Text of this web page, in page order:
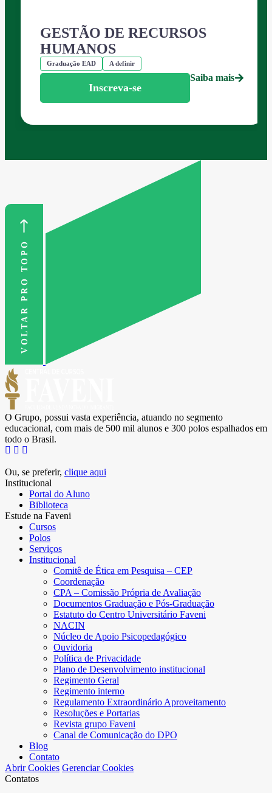
GESTÃO DE RECURSOS
HUMANOS
Graduação EAD A definir
Inscreva-se
Saiba mais
VOLTAR PRO TOPO
O Grupo, possui vasta experiência, atuando no segmento
educacional, com mais de 500 mil alunos e 300 polos espalhados em
todo o Brasil.
Ou, se preferir, clique aqui
Institucional
Portal do Aluno
Biblioteca
Estude na Faveni
Cursos
Polos
Serviços
Institucional
Comitê de Ética em Pesquisa – CEP
Coordenação
CPA – Comissão Própria de Avaliação
Documentos Graduação e Pós-Graduação
Estatuto do Centro Universitário Faveni
NACIN
Núcleo de Apoio Psicopedagógico
Ouvidoria
Política de Privacidade
Plano de Desenvolvimento institucional
Regimento Geral
Regimento interno
Regulamento Extraordinário Aproveitamento
Resoluções e Portarias
Revista grupo Faveni
Canal de Comunicação do DPO
Blog
Contato
Abrir Cookies Gerenciar Cookies
Contatos